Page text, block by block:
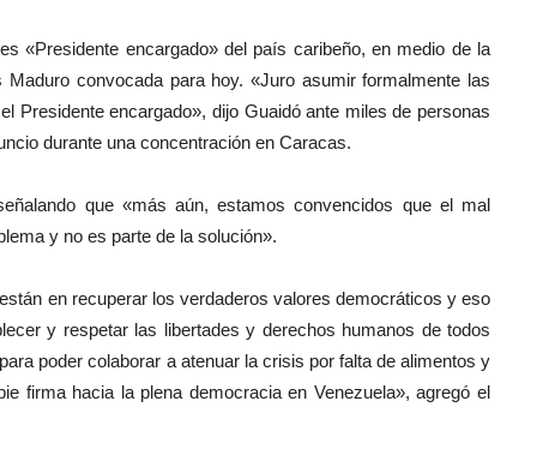
«Presidente encargado» del país caribeño, en medio de la
convocada para hoy. «Juro asumir formalmente las
Presidente encargado», dijo Guaidó ante miles de personas
durante una concentración en Caracas.
que «más aún, estamos convencidos que el mal
y no es parte de la solución».
en recuperar los verdaderos valores democráticos y eso
y respetar las libertades y derechos humanos de todos
poder colaborar a atenuar la crisis por falta de alimentos y
firma hacia la plena democracia en Venezuela», agregó el